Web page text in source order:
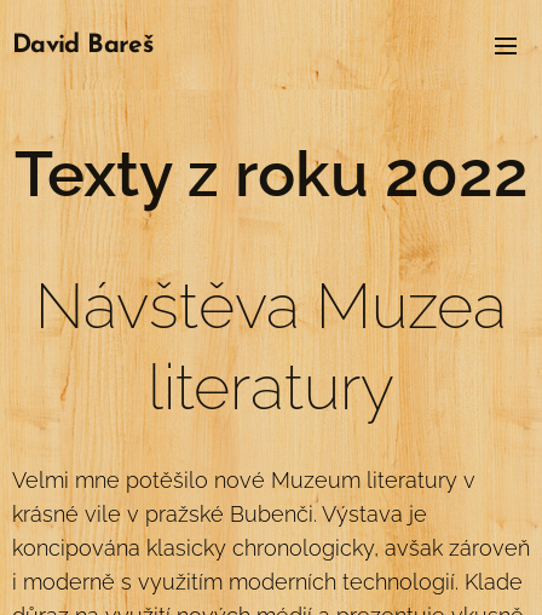
David Bareš
Texty z roku 2022
Návštěva Muzea
literatury
Velmi mne potěšilo nové Muzeum literatury v
krásné vile v pražské Bubenči. Výstava je
koncipována klasicky chronologicky, avšak zároveň
i moderně s využitím moderních technologií. Klade